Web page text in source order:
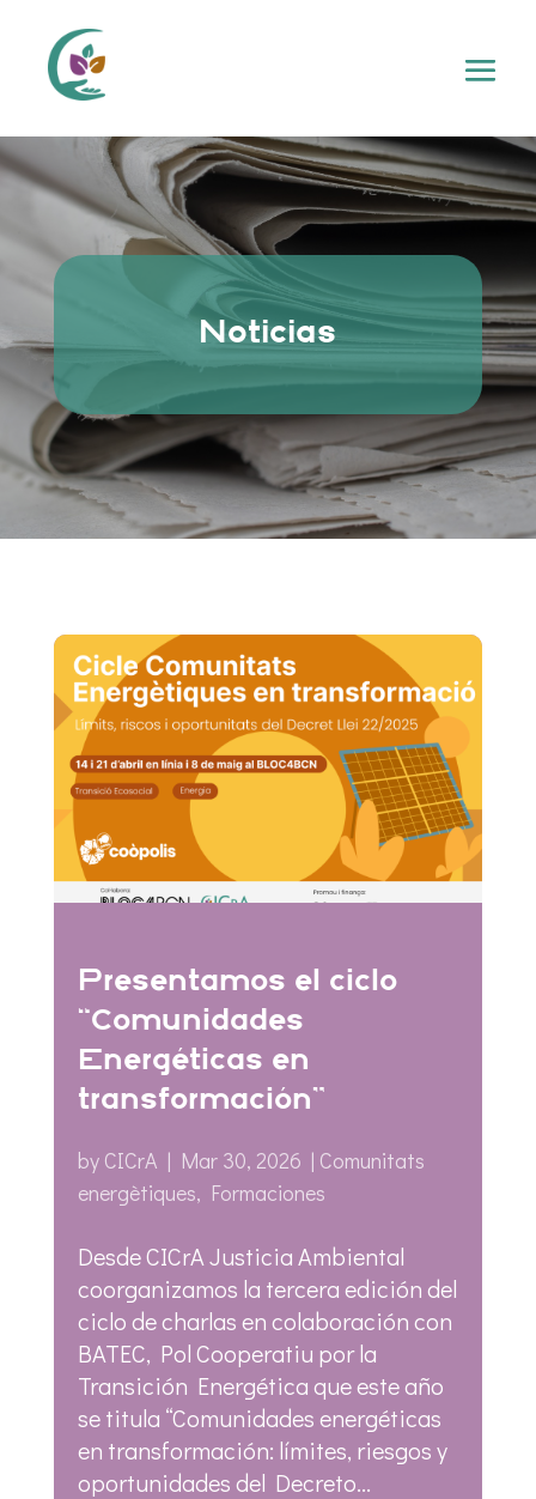
Noticias
Presentamos el ciclo
“Comunidades
Energéticas en
transformación”
by CICrA | Mar 30, 2026 | Comunitats
energètiques, Formaciones
Desde CICrA Justicia Ambiental
coorganizamos la tercera edición del
ciclo de charlas en colaboración con
BATEC, Pol Cooperatiu por la
Transición Energética que este año
se titula “Comunidades energéticas
en transformación: límites, riesgos y
oportunidades del Decreto...